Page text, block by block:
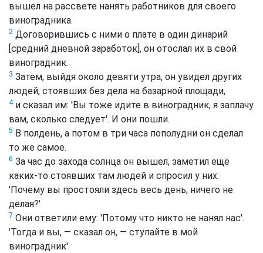
вышел на рассвете нанять работников для своего
виноградника.
2 Договорившись с ними о плате в один динарий
[средний дневной заработок], он отослал их в свой
виноградник.
3 Затем, выйдя около девяти утра, он увидел других
людей, стоявших без дела на базарной площади,
4и сказал им: 'Вы тоже идите в виноградник, я заплачу
вам, сколько следует'. И они пошли.
5 В полдень, а потом в три часа пополудни он сделал
то же самое.
6 За час до захода солнца он вышел, заметил ещё
каких-то стоявших там людей и спросил у них:
'Почему вы простояли здесь весь день, ничего не
делая?'
7 Они ответили ему: 'Потому что никто не нанял нас'.
'Тогда и вы, — сказал он, — ступайте в мой
виноградник'.